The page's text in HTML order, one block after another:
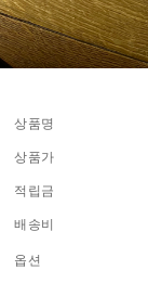
상품명
상품가
적립금
배송비
옵션